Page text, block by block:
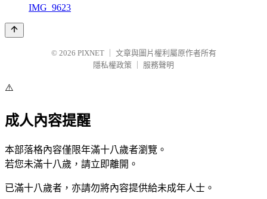
IMG_9623
© 2026 PIXNET
文章與圖片權利屬原作者所有
隱私權政策
服務聲明
⚠️
成人內容提醒
本部落格內容僅限年滿十八歲者瀏覽。
若您未滿十八歲，請立即離開。
已滿十八歲者，亦請勿將內容提供給未成年人士。